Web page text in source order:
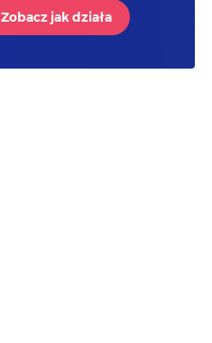
Zobacz jak działa